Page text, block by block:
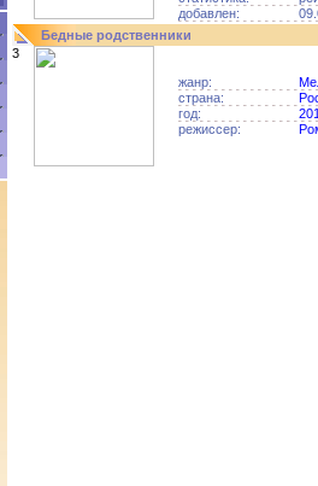
добавлен:
Бедные родственники
3
жанр:
страна:
год:
режиссер: